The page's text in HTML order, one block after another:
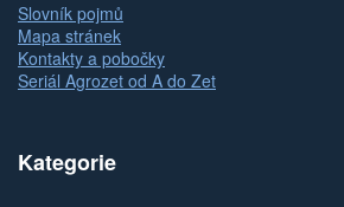
Slovník pojmů
Mapa stránek
Kontakty a pobočky
Seriál Agrozet od A do Zet
Kategorie